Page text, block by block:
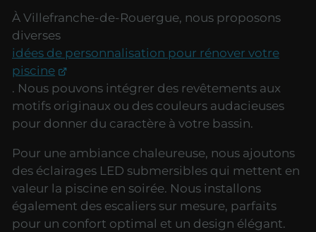
À Villefranche-de-Rouergue, nous proposons
diverses
idées de personnalisation pour rénover votre
piscine
. Nous pouvons intégrer des revêtements aux
motifs originaux ou des couleurs audacieuses
pour donner du caractère à votre bassin.
Pour une ambiance chaleureuse, nous ajoutons
des éclairages LED submersibles qui mettent en
valeur la piscine en soirée. Nous installons
également des escaliers sur mesure, parfaits
pour un confort optimal et un design élégant.